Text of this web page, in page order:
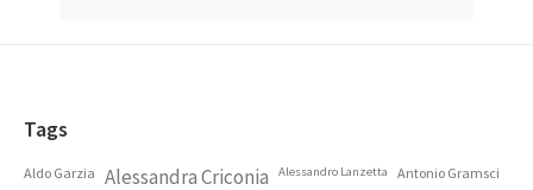
Footer
Tags
Aldo Garzia Alessandra Criconia Alessandro Lanzetta Antonio Gramsci